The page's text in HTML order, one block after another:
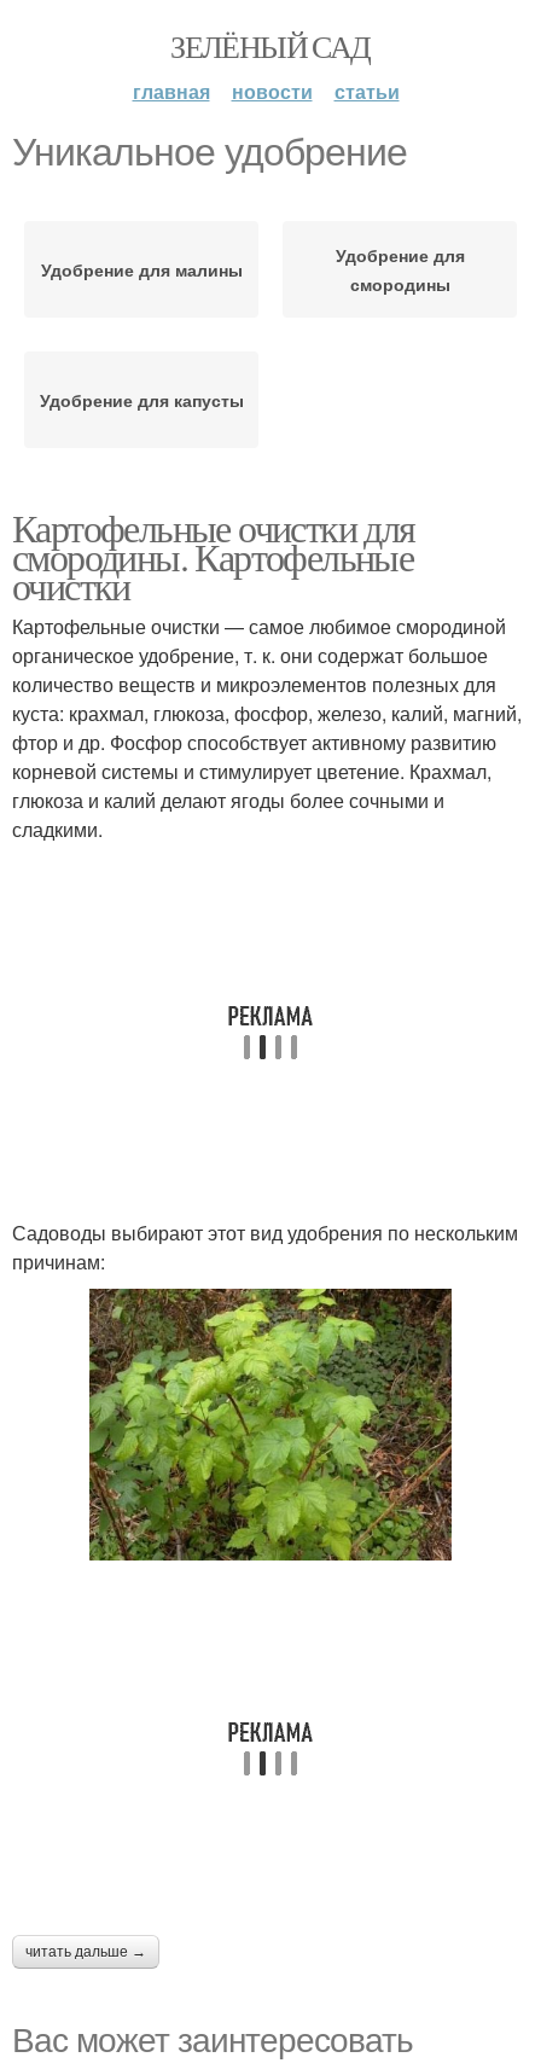
ЗЕЛЁНЫЙ САД
главная новости статьи
Уникальное удобрение
Удобрение для малины
Удобрение для
смородины
Удобрение для капусты
Картофельные очистки для
смородины. Картофельные
очистки
Картофельные очистки — самое любимое смородиной
органическое удобрение, т. к. они содержат большое
количество веществ и микроэлементов полезных для
куста: крахмал, глюкоза, фосфор, железо, калий, магний,
фтор и др. Фосфор способствует активному развитию
корневой системы и стимулирует цветение. Крахмал,
глюкоза и калий делают ягоды более сочными и
сладкими.
Садоводы выбирают этот вид удобрения по нескольким
причинам:
читать дальше →
Вас может заинтересовать